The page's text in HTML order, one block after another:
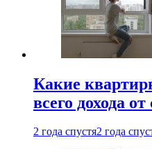
Какие
всего дохода
2 года спустя2 года